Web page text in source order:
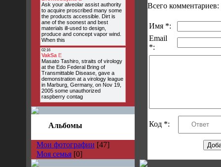
Альбомы
Мои фотографии [47]
Моя семья [0]
Всего комментариев:
Имя *:
Email
*:
Код *: